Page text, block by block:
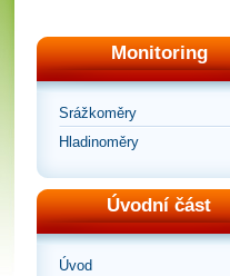
Monitoring
Srážkoměry
Hladinoměry
Úvodní část
Úvod